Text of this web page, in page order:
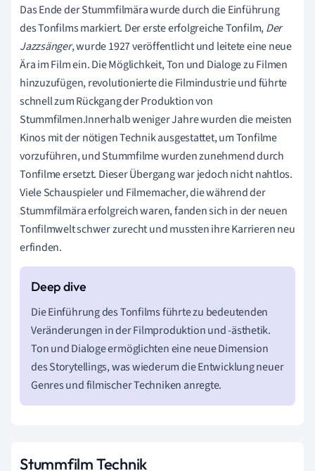
Das Ende der Stummfilmära wurde durch die Einführung
des Tonfilms markiert. Der erste erfolgreiche Tonfilm,Der
Jazzsänger, wurde 1927 veröffentlicht und leitete eine neue
Ära im Film ein. Die Möglichkeit, Ton und Dialoge zu Filmen
hinzuzufügen, revolutionierte die Filmindustrie und führte
schnell zum Rückgang der Produktion von
Stummfilmen.Innerhalb weniger Jahre wurden die meisten
Kinos mit der nötigen Technik ausgestattet, um Tonfilme
vorzuführen, und Stummfilme wurden zunehmend durch
Tonfilme ersetzt. Dieser Übergang war jedoch nicht nahtlos.
Viele Schauspieler und Filmemacher, die während der
Stummfilmära erfolgreich waren, fanden sich in der neuen
Tonfilmwelt schwer zurecht und mussten ihre Karrieren neu
erfinden.
Die Einführung des Tonfilms führte zu bedeutenden
Veränderungen in der Filmproduktion und -ästhetik.
Ton und Dialoge ermöglichten eine neue Dimension
des Storytellings, was wiederum die Entwicklung neuer
Genres und filmischer Techniken anregte.
Stummfilm Technik